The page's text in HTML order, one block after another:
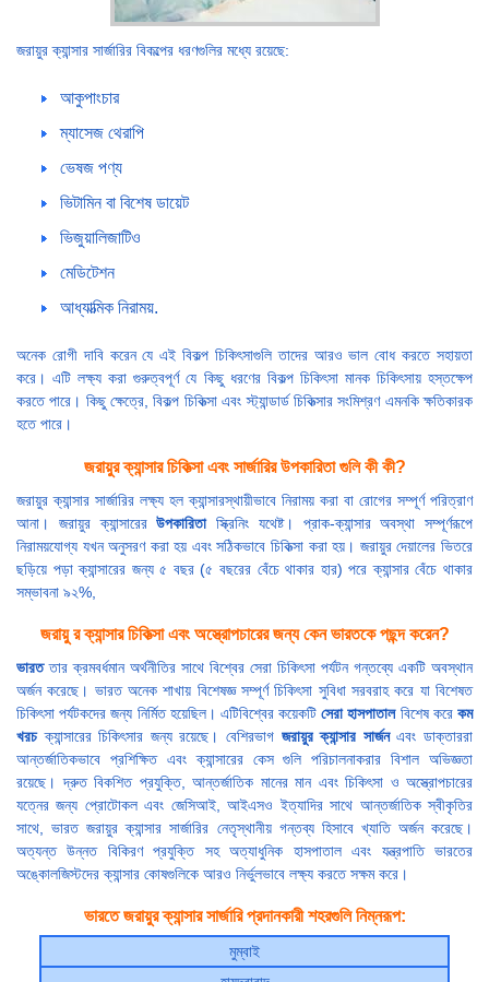
জরায়ুর ক্যান্সার সার্জারির বিকল্পের ধরণগুলির মধ্যে রয়েছে:
আকুপাংচার
ম্যাসেজ থেরাপি
ভেষজ পণ্য
ভিটামিন বা বিশেষ ডায়েট
ভিজুয়ালিজাটিও
মেডিটেশন
আধ্যাত্মিক নিরাময়.
অনেক রোগী দাবি করেন যে এই বিকল্প চিকিৎসাগুলি তাদের আরও ভাল বোধ করতে সহায়তা
করে। এটি লক্ষ্য করা গুরুত্বপূর্ণ যে কিছু ধরণের বিকল্প চিকিৎসা মানক চিকিৎসায় হস্তক্ষেপ
করতে পারে। কিছু ক্ষেত্রে, বিকল্প চিকিত্সা এবং স্ট্যান্ডার্ড চিকিত্সার সংমিশ্রণ এমনকি ক্ষতিকারক
হতে পারে।
জরায়ুর ক্যান্সার চিকিত্সা এবং সার্জারির উপকারিতা গুলি কী কী?
জরায়ুর ক্যান্সার সার্জারির লক্ষ্য হল ক্যান্সারস্থায়ীভাবে নিরাময় করা বা রোগের সম্পূর্ণ পরিত্রাণ
আনা। জরায়ুর ক্যান্সারেরউপকারিতাস্ক্রিনিং যথেষ্ট। প্রাক-ক্যান্সার অবস্থা সম্পূর্ণরূপে
নিরাময়যোগ্য যখন অনুসরণ করা হয় এবং সঠিকভাবে চিকিত্সা করা হয়। জরায়ুর দেয়ালের ভিতরে
ছড়িয়ে পড়া ক্যান্সারের জন্য ৫ বছর (৫ বছরের বেঁচে থাকার হার) পরে ক্যান্সার বেঁচে থাকার
সম্ভাবনা ৯২%,
জরায়ু র ক্যান্সার চিকিত্সা এবং অস্ত্রোপচারের জন্য কেন ভারতকে পছন্দ করেন?
ভারততার ক্রমবর্ধমান অর্থনীতির সাথে বিশ্বের সেরা চিকিৎসা পর্যটন গন্তব্যে একটি অবস্থান
অর্জন করেছে। ভারত অনেক শাখায় বিশেষজ্ঞ সম্পূর্ণ চিকিৎসা সুবিধা সরবরাহ করে যা বিশেষত
চিকিৎসা পর্যটকদের জন্য নির্মিত হয়েছিল। এটিবিশ্বের কয়েকটিসেরা হাসপাতালবিশেষ করেকম
খরচক্যান্সারের চিকিৎসার জন্য রয়েছে। বেশিরভাগ জরায়ুর ক্যান্সার সার্জনএবং ডাক্তাররা
আন্তর্জাতিকভাবে প্রশিক্ষিত এবং ক্যান্সারের কেস গুলি পরিচালনাকরার বিশাল অভিজ্ঞতা
রয়েছে। দ্রুত বিকশিত প্রযুক্তি, আন্তর্জাতিক মানের মান এবং চিকিৎসা ও অস্ত্রোপচারের
যত্নের জন্য প্রোটোকল এবং জেসিআই, আইএসও ইত্যাদির সাথে আন্তর্জাতিক স্বীকৃতির
সাথে, ভারত জরায়ুর ক্যান্সার সার্জারির নেতৃস্থানীয় গন্তব্য হিসাবে খ্যাতি অর্জন করেছে।
অত্যন্ত উন্নত বিকিরণ প্রযুক্তি সহ অত্যাধুনিক হাসপাতাল এবং যন্ত্রপাতি ভারতের
অঙ্কোলজিস্টদের ক্যান্সার কোষগুলিকে আরও নির্ভুলভাবে লক্ষ্য করতে সক্ষম করে।
ভারতে জরায়ুর ক্যান্সার সার্জারি প্রদানকারী শহরগুলি নিম্নরূপ:
মুম্বাই